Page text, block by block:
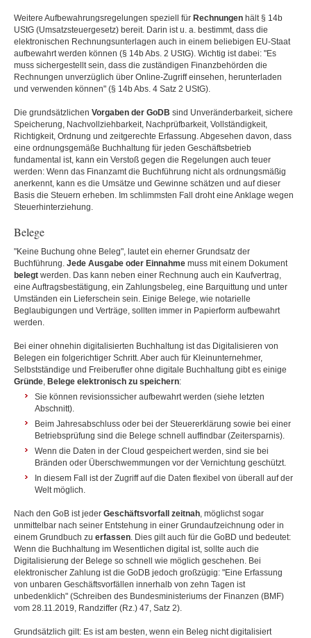
Weitere Aufbewahrungsregelungen speziell für Rechnungen hält § 14b
UStG (Umsatzsteuergesetz) bereit. Darin ist u. a. bestimmt, dass die
elektronischen Rechnungsunterlagen auch in einem beliebigen EU-Staat
aufbewahrt werden können (§ 14b Abs. 2 UStG). Wichtig ist dabei: "Es
muss sichergestellt sein, dass die zuständigen Finanzbehörden die
Rechnungen unverzüglich über Online-Zugriff einsehen, herunterladen
und verwenden können" (§ 14b Abs. 4 Satz 2 UStG).
Die grundsätzlichen Vorgaben der GoDB sind Unveränderbarkeit, sichere
Speicherung, Nachvollziehbarkeit, Nachprüfbarkeit, Vollständigkeit,
Richtigkeit, Ordnung und zeitgerechte Erfassung. Abgesehen davon, dass
eine ordnungsgemäße Buchhaltung für jeden Geschäftsbetrieb
fundamental ist, kann ein Verstoß gegen die Regelungen auch teuer
werden: Wenn das Finanzamt die Buchführung nicht als ordnungsmäßig
anerkennt, kann es die Umsätze und Gewinne schätzen und auf dieser
Basis die Steuern erheben. Im schlimmsten Fall droht eine Anklage wegen
Steuerhinterziehung.
Belege
"Keine Buchung ohne Beleg", lautet ein eherner Grundsatz der
Buchführung. Jede Ausgabe oder Einnahme muss mit einem Dokument
belegt werden. Das kann neben einer Rechnung auch ein Kaufvertrag,
eine Auftragsbestätigung, ein Zahlungsbeleg, eine Barquittung und unter
Umständen ein Lieferschein sein. Einige Belege, wie notarielle
Beglaubigungen und Verträge, sollten immer in Papierform aufbewahrt
werden.
Bei einer ohnehin digitalisierten Buchhaltung ist das Digitalisieren von
Belegen ein folgerichtiger Schritt. Aber auch für Kleinunternehmer,
Selbstständige und Freiberufler ohne digitale Buchhaltung gibt es einige
Gründe, Belege elektronisch zu speichern:
Sie können revisionssicher aufbewahrt werden (siehe letzten
Abschnitt).
Beim Jahresabschluss oder bei der Steuererklärung sowie bei einer
Betriebsprüfung sind die Belege schnell auffindbar (Zeitersparnis).
Wenn die Daten in der Cloud gespeichert werden, sind sie bei
Bränden oder Überschwemmungen vor der Vernichtung geschützt.
In diesem Fall ist der Zugriff auf die Daten flexibel von überall auf der
Welt möglich.
Nach den GoB ist jeder Geschäftsvorfall zeitnah, möglichst sogar
unmittelbar nach seiner Entstehung in einer Grundaufzeichnung oder in
einem Grundbuch zu erfassen. Dies gilt auch für die GoBD und bedeutet:
Wenn die Buchhaltung im Wesentlichen digital ist, sollte auch die
Digitalisierung der Belege so schnell wie möglich geschehen. Bei
elektronischer Zahlung ist die GoDB jedoch großzügig: "Eine Erfassung
von unbaren Geschäftsvorfällen innerhalb von zehn Tagen ist
unbedenklich" (Schreiben des Bundesministeriums der Finanzen (BMF)
vom 28.11.2019, Randziffer (Rz.) 47, Satz 2).
Grundsätzlich gilt: Es ist am besten, wenn ein Beleg nicht digitalisiert